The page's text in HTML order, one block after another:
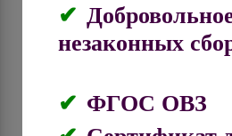
незаконных
ФГОС ОВЗ